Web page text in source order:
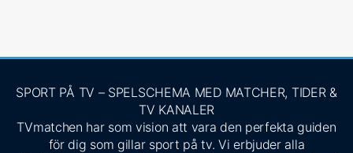
SPORT PÅ TV – SPELSCHEMA MED MATCHER, TIDER &
TV KANALER
TVmatchen har som vision att vara den perfekta guiden
för dig som gillar sport på tv. Vi erbjuder alla